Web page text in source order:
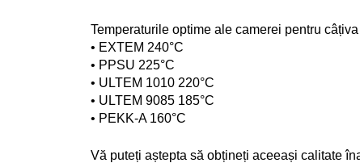
Temperaturile optime ale camerei pentru
• EXTEM 240°C
• PPSU 225°C
• ULTEM 1010 220°C
• ULTEM 9085 185°C
• PEKK-A 160°C
Vă puteți aștepta să obțineți aceeași calitate